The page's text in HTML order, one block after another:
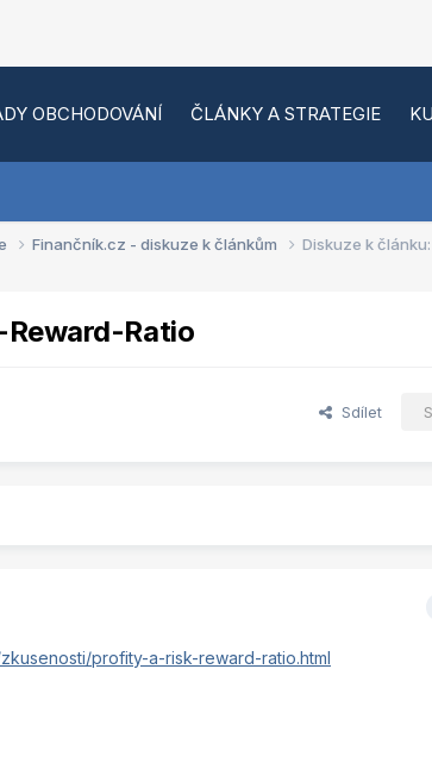
OBCHODOVÁNÍ ČLÁNKY A STRATEGIE
Finančník.cz - diskuze k článkům Diskuze k
Reward-Ratio
Sdílet
profity-a-risk-reward-ratio.html